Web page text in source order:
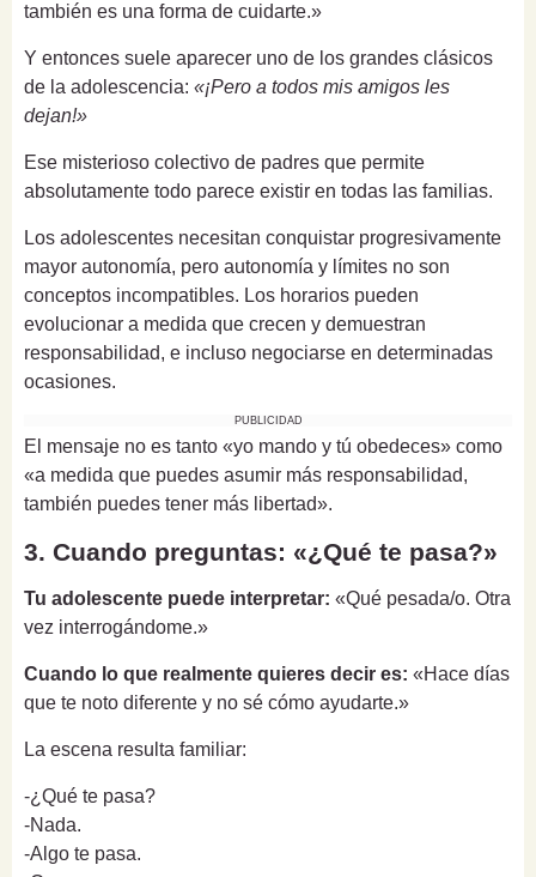
también es una forma de cuidarte.»
Y entonces suele aparecer uno de los grandes clásicos
de la adolescencia: «¡Pero a todos mis amigos les
dejan!»
Ese misterioso colectivo de padres que permite
absolutamente todo parece existir en todas las familias.
Los adolescentes necesitan conquistar progresivamente
mayor autonomía, pero autonomía y límites no son
conceptos incompatibles. Los horarios pueden
evolucionar a medida que crecen y demuestran
responsabilidad, e incluso negociarse en determinadas
ocasiones.
PUBLICIDAD
El mensaje no es tanto «yo mando y tú obedeces» como
«a medida que puedes asumir más responsabilidad,
también puedes tener más libertad».
3. Cuando preguntas: «¿Qué te pasa?»
Tu adolescente puede interpretar: «Qué pesada/o. Otra
vez interrogándome.»
Cuando lo que realmente quieres decir es: «Hace días
que te noto diferente y no sé cómo ayudarte.»
La escena resulta familiar:
-¿Qué te pasa?
-Nada.
-Algo te pasa.